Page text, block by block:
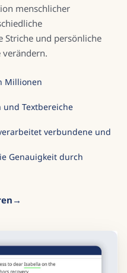
menschlicher
Striche und persönliche
verändern.
Millionen
und Textbereiche
verbundene und
Genauigkeit durch